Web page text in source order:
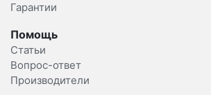
Гарантии
Помощь
Статьи
Вопрос-ответ
Производители